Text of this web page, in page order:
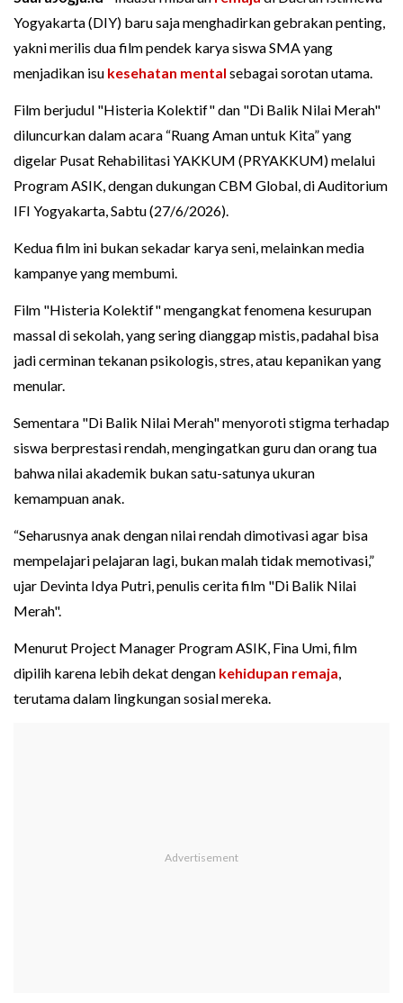
Yogyakarta (DIY) baru saja menghadirkan gebrakan penting,
yakni merilis dua film pendek karya siswa SMA yang
menjadikan isu kesehatan mental sebagai sorotan utama.
Film berjudul "Histeria Kolektif" dan "Di Balik Nilai Merah"
diluncurkan dalam acara “Ruang Aman untuk Kita” yang
digelar Pusat Rehabilitasi YAKKUM (PRYAKKUM) melalui
Program ASIK, dengan dukungan CBM Global, di Auditorium
IFI Yogyakarta, Sabtu (27/6/2026).
Kedua film ini bukan sekadar karya seni, melainkan media
kampanye yang membumi.
Film "Histeria Kolektif" mengangkat fenomena kesurupan
massal di sekolah, yang sering dianggap mistis, padahal bisa
jadi cerminan tekanan psikologis, stres, atau kepanikan yang
menular.
Sementara "Di Balik Nilai Merah" menyoroti stigma terhadap
siswa berprestasi rendah, mengingatkan guru dan orang tua
bahwa nilai akademik bukan satu-satunya ukuran
kemampuan anak.
“Seharusnya anak dengan nilai rendah dimotivasi agar bisa
mempelajari pelajaran lagi, bukan malah tidak memotivasi,”
ujar Devinta Idya Putri, penulis cerita film "Di Balik Nilai
Merah".
Menurut Project Manager Program ASIK, Fina Umi, film
dipilih karena lebih dekat dengan kehidupan remaja,
terutama dalam lingkungan sosial mereka.